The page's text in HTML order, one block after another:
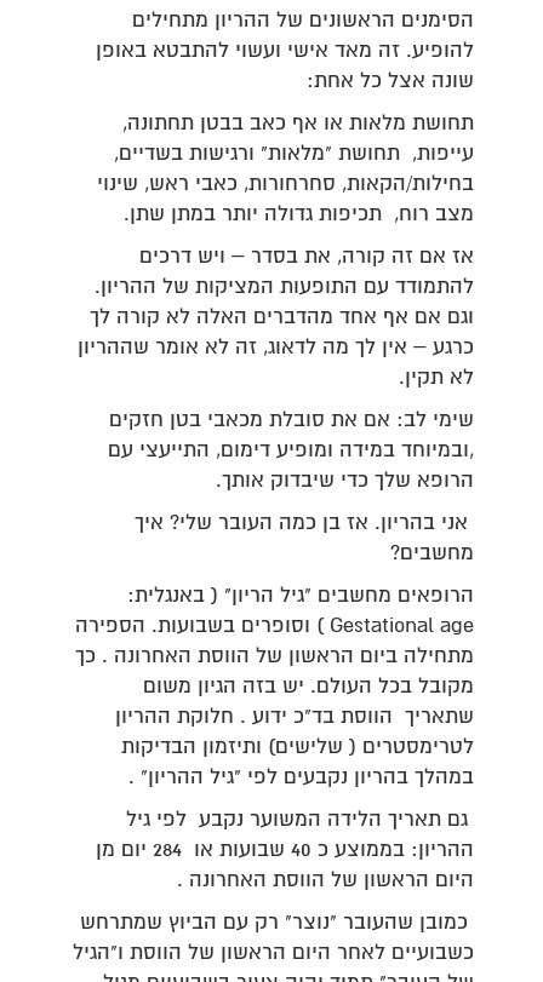
הסימנים הראשונים של ההריון מתחילים
להופיע. זה מאד אישי ועשוי להתבטא באופן
שונה אצל כל אחת:
תחושת מלאות או אף כאב בבטן תחתונה,
עייפות, תחושת "מלאות" ורגישות בשדיים,
בחילות/הקאות, סחרחורות, כאבי ראש, שינוי
מצב רוח, תכיפות גדולה יותר במתן שתן.
אז אם זה קורה, את בסדר – ויש דרכים
להתמודד עם התופעות המציקות של ההריון.
וגם אם אף אחד מהדברים האלה לא קורה לך
כרגע – אין לך מה לדאוג, זה לא אומר שההריון
לא תקין.
שימי לב: אם את סובלת מכאבי בטן חזקים
,ובמיוחד במידה ומופיע דימום, התייעצי עם
הרופא שלך כדי שיבדוק אותך.
אני בהריון. אז בן כמה העובר שלי? איך
מחשבים?
הרופאים מחשבים "גיל הריון" ( באנגלית:
Gestational age ) וסופרים בשבועות. הספירה
מתחילה ביום הראשון של הווסת האחרונה . כך
מקובל בכל העולם. יש בזה הגיון משום
שתאריך הווסת בד"כ ידוע . חלוקת ההריון
לטרימסטרים ( שלישים) ותיזמון הבדיקות
במהלך בהריון נקבעים לפי "גיל ההריון" .
גם תאריך הלידה המשוער נקבע לפי גיל
ההריון: בממוצע כ 40 שבועות או 284 יום מן
היום הראשון של הווסת האחרונה .
כמובן שהעובר "נוצר" רק עם הביוץ שמתרחש
כשבועיים לאחר היום הראשון של הווסת ו"הגיל